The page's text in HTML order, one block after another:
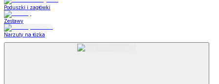
Poduszki i zagłówki
Zestawy
Narzuty na łózka